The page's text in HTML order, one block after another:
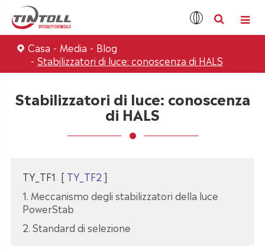
Casa Media
Blog
Stabilizzatori di luce: conoscenza di HALS
Stabilizzatori di luce: conoscenza
di HALS
TY_TF1 [ TY_TF2 ]
1. Meccanismo degli stabilizzatori della luce
PowerStab
2. Standard di selezione